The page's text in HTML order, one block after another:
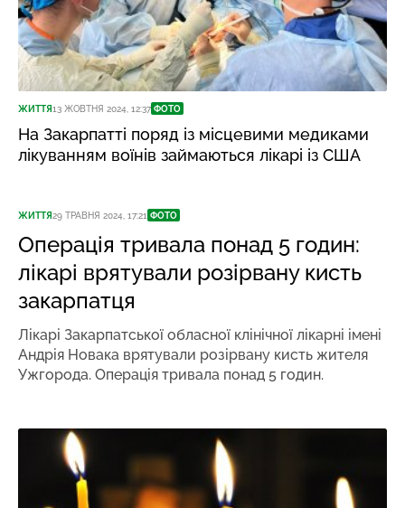
ЖИТТЯ13 ЖОВТНЯ 2024, 12:37 ФОТО
На Закарпатті поряд із місцевими медиками
лікуванням воїнів займаються лікарі із США
ЖИТТЯ29 ТРАВНЯ 2024, 17:21 ФОТО
Операція тривала понад 5 годин:
лікарі врятували розірвану кисть
закарпатця
Лікарі Закарпатської обласної клінічної лікарні імені
Андрія Новака врятували розірвану кисть жителя
Ужгорода. Операція тривала понад 5 годин.